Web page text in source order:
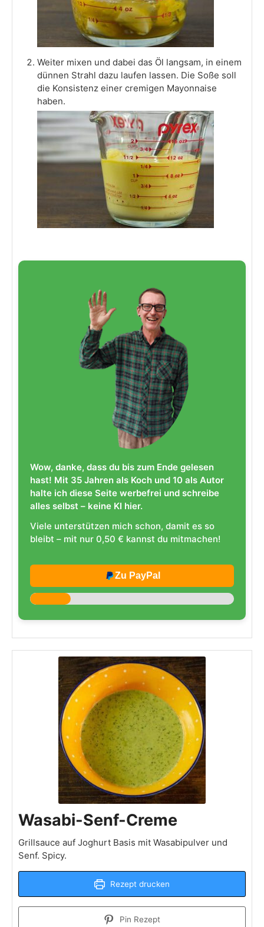
Weiter mixen und dabei das Öl langsam, in einem
dünnen Strahl dazu laufen lassen. Die Soße soll
die Konsistenz einer cremigen Mayonnaise
haben.
Wow, danke, dass du bis zum Ende gelesen
hast! Mit 35 Jahren als Koch und 10 als Autor
halte ich diese Seite werbefrei und schreibe
alles selbst – keine KI hier.
Viele unterstützen mich schon, damit es so
bleibt – mit nur 0,50 € kannst du mitmachen!
Zu PayPal
Wasabi-Senf-Creme
Grillsauce auf Joghurt Basis mit Wasabipulver und
Senf. Spicy.
Rezept drucken
Pin Rezept